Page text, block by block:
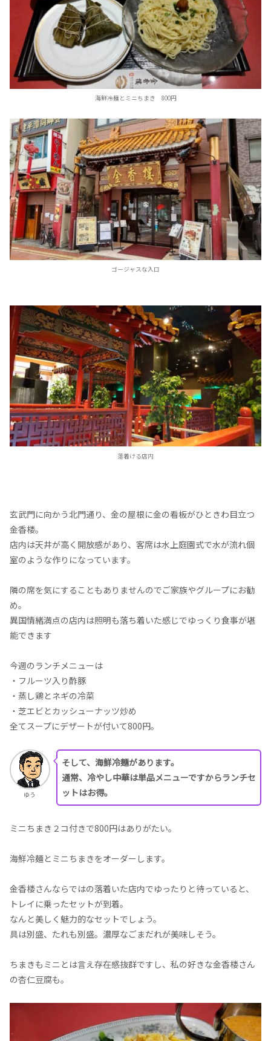
海鮮冷麺とミニちまき 800円
ゴージャスな入口
落着ける店内
玄武門に向かう北門通り、金の屋根に金の看板がひときわ目立つ
金香楼。
店内は天井が高く開放感があり、客席は水上庭園式で水が流れ個
室のような作りになっています。
隣の席を気にすることもありませんのでご家族やグループにお勧
め。
異国情緒満点の店内は照明も落ち着いた感じでゆっくり食事が堪
能できます
今週のランチメニューは
・フルーツ入り酢豚
・蒸し鶏とネギの冷菜
・芝エビとカッシューナッツ炒め
全てスープにデザートが付いて800円。
ゆう
そして、海鮮冷麺があります。
通常、冷やし中華は単品メニューですからランチセ
ットはお得。
ミニちまき２コ付きで800円はありがたい。
海鮮冷麺とミニちまきをオーダーします。
金香楼さんならではの落着いた店内でゆったりと待っていると、
トレイに乗ったセットが到着。
なんと美しく魅力的なセットでしょう。
具は別盛、たれも別盛。濃厚なごまだれが美味しそう。
ちまきもミニとは言え存在感抜群ですし、私の好きな金香楼さん
の杏仁豆腐も。